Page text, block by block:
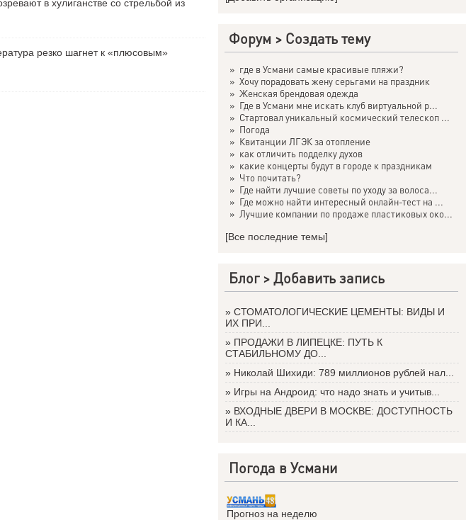
в хулиганстве со стрельбой из
резко шагнет к «плюсовым»
Форум > Создать тему
» где в Усмани самые красивые пляжи?
» Хочу порадовать жену серьгами на праздник
» Женская брендовая одежда
» Где в Усмани мне искать клуб виртуальной р...
» Стартовал уникальный космический телескоп ...
» Погода
» Квитанции ЛГЭК за отопление
» как отличить подделку духов
» какие концерты будут в городе к праздникам
» Что почитать?
» Где найти лучшие советы по уходу за волоса...
» Где можно найти интересный онлайн-тест на ...
» Лучшие компании по продаже пластиковых око...
[Все последние темы]
Блог >Добавить запись
» СТОМАТОЛОГИЧЕСКИЕ ЦЕМЕНТЫ: ВИДЫ И
ИХ ПРИ...
» ПРОДАЖИ В ЛИПЕЦКЕ: ПУТЬ К
СТАБИЛЬНОМУ ДО...
» Николай Шихиди: 789 миллионов рублей нал...
» Игры на Андроид: что надо знать и учитыв...
» ВХОДНЫЕ ДВЕРИ В МОСКВЕ: ДОСТУПНОСТЬ
И КА...
Погода в Усмани
Прогноз на неделю